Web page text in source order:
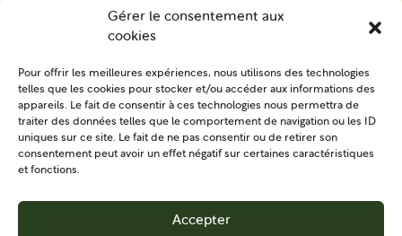
Gérer le consentement aux
cookies
Pour offrir les meilleures expériences, nous utilisons des technologies
telles que les cookies pour stocker et/ou accéder aux informations des
appareils. Le fait de consentir à ces technologies nous permettra de
traiter des données telles que le comportement de navigation ou les ID
uniques sur ce site. Le fait de ne pas consentir ou de retirer son
consentement peut avoir un effet négatif sur certaines caractéristiques
et fonctions.
Accepter
Présentation de l’observatoire
La boîte à outils
Présentation
Tous les outils
Proposer un outil
Tous les acteurs
CONTACT